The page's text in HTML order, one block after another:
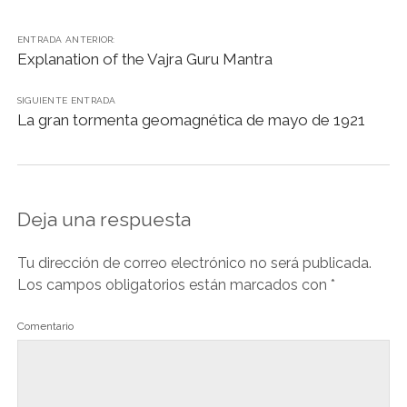
o
o
p
p
ENTRADA ANTERIOR:
Explanation of the Vajra Guru Mantra
SIGUIENTE ENTRADA
La gran tormenta geomagnética de mayo de 1921
Deja una respuesta
Tu dirección de correo electrónico no será publicada.
Los campos obligatorios están marcados con *
Comentario